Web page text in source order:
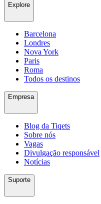
Explore
Barcelona
Londres
Nova York
Paris
Roma
Todos os destinos
Empresa
Blog da Tiqets
Sobre nós
Vagas
Divulgação responsável
Notícias
Suporte